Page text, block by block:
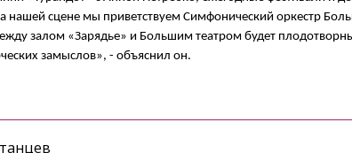
сцене мы приветствуем Симфонический оркестр
залом «Зарядье» и Большим театром будет
замыслов», - объяснил он.